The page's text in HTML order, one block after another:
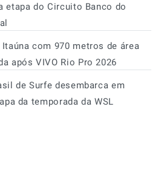
etapa do Circuito Banco do
Itaúna com 970 metros de área
após VIVO Rio Pro 2026
de Surfe desembarca em
da temporada da WSL